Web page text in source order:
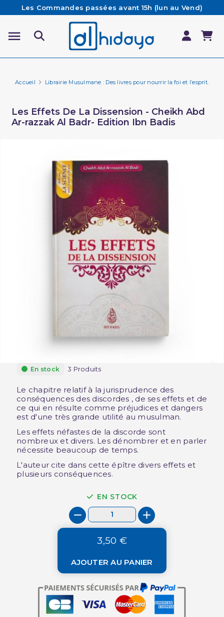
Les Commandes passées avant 15h (lun au Vend)
sont préparées et expédiées le jour même
Besoin d'aide ? Retrouvez notre FAQ
Livraison offerte à partir de 65€ d'achat*
Accueil Librairie Musulmane : Des livres pour nourrir la foi et l’esprit.
Les Effets De La Dissension - Cheikh Abd
Ar-razzak Al Badr- Edition Ibn Badis
En stock 3 Produits
Le chapitre relatif à la jurisprudence des
conséquences des discordes , de ses effets et de
ce qui en résulte comme préjudices et dangers
est d'une très grande utilité au musulman.
Les effets néfastes de la discorde sont
nombreux et divers. Les dénombrer et en parler
nécessite beaucoup de temps.
L'auteur cite dans cette épître divers effets et
plusieurs conséquences.
EN STOCK
3,50 €
AJOUTER AU PANIER